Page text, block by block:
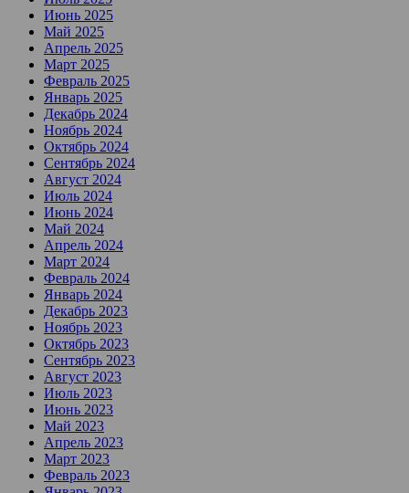
Июнь 2025
Май 2025
Апрель 2025
Март 2025
Февраль 2025
Январь 2025
Декабрь 2024
Ноябрь 2024
Октябрь 2024
Сентябрь 2024
Август 2024
Июль 2024
Июнь 2024
Май 2024
Апрель 2024
Март 2024
Февраль 2024
Январь 2024
Декабрь 2023
Ноябрь 2023
Октябрь 2023
Сентябрь 2023
Август 2023
Июль 2023
Июнь 2023
Май 2023
Апрель 2023
Март 2023
Февраль 2023